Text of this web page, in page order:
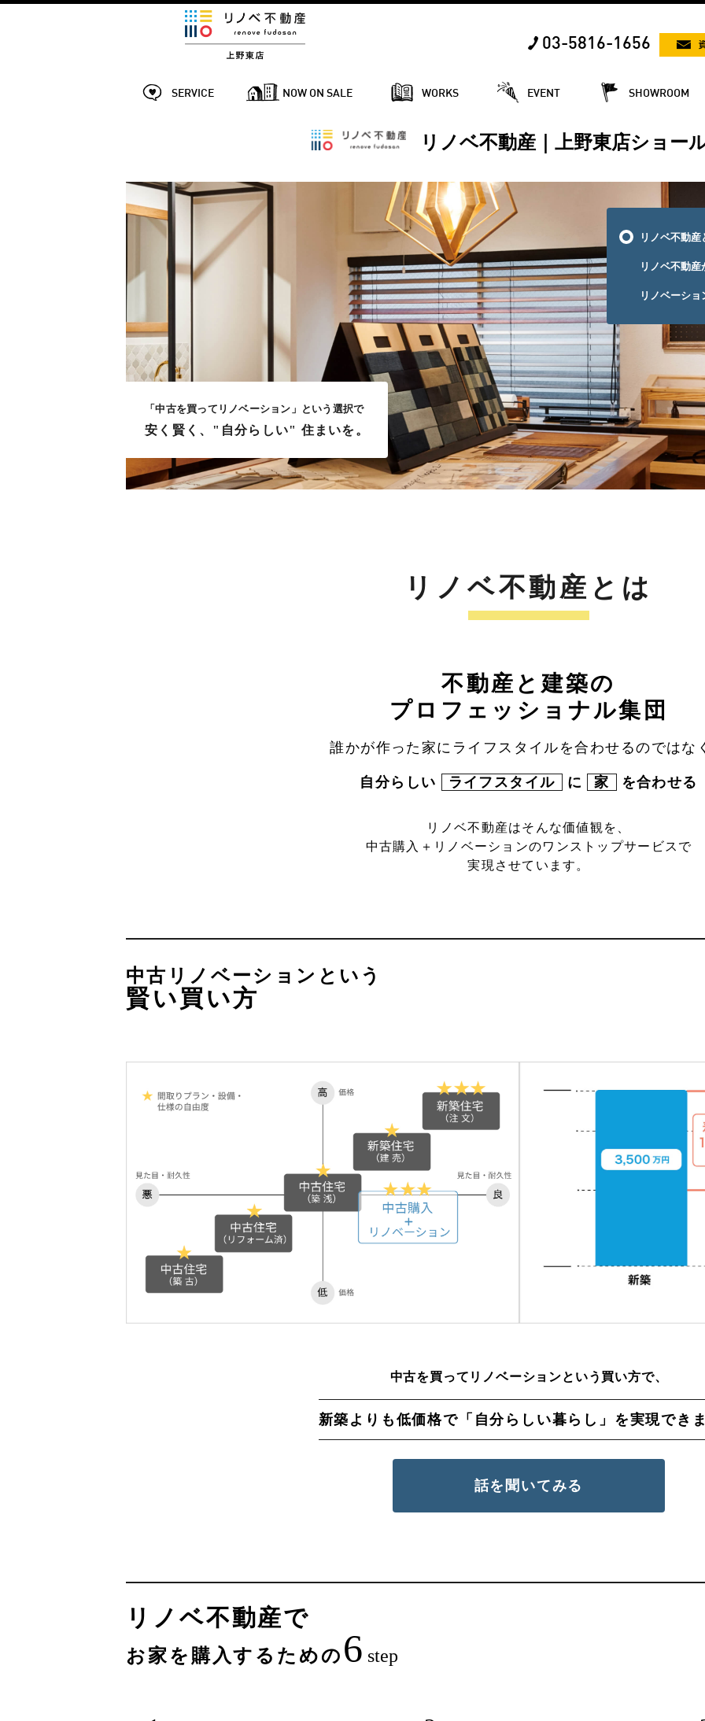
03-5816-1656
SERVICE NOW ON SALE WORKS EVENT SHOWROOM
リノベ不動産｜上野東店ショー
「中古を買ってリノベーション」という選択で
安く賢く、"自分らしい" 住まいを。
リノベ不動産
リノベ不動
リノベーショ
リノベ不動産とは
不動産と建築の
プロフェッショナル集団
誰かが作った家にライフスタイルを合わせるのではな
自分らしい ライフスタイル に 家 を合わせる
リノベ不動産はそんな価値観を、
中古購入＋リノベーションのワンストップサービスで
実現させています。
中古リノベーションという
賢い買い方
中古を買ってリノベーションという買い方で、
新築よりも低価格で「自分らしい暮らし」を実現できま
話を聞いてみる
リノベ不動産で
お家を購入するための 6 step